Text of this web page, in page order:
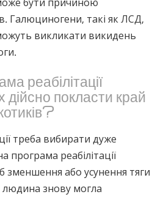
Галюциногени, такі як ЛСД,
викликати викидень
реабілітації
покласти край
треба вибирати дуже
програма реабілітації
зменшення або усунення тяги
знову могла